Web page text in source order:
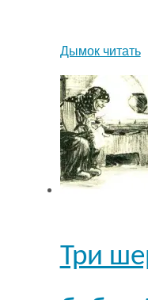
Дымок читать
Три